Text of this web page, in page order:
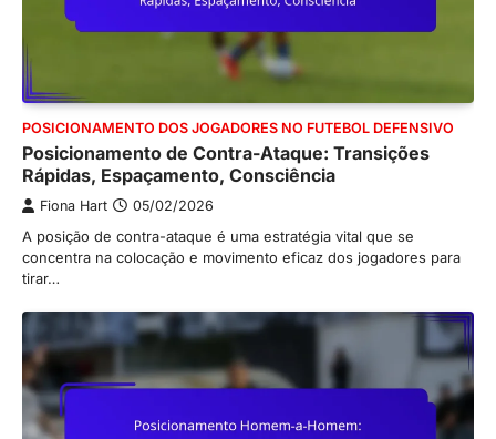
POSICIONAMENTO DOS JOGADORES NO FUTEBOL DEFENSIVO
Posicionamento de Contra-Ataque: Transições
Rápidas, Espaçamento, Consciência
Fiona Hart 05/02/2026
A posição de contra-ataque é uma estratégia vital que se
concentra na colocação e movimento eficaz dos jogadores para
tirar…